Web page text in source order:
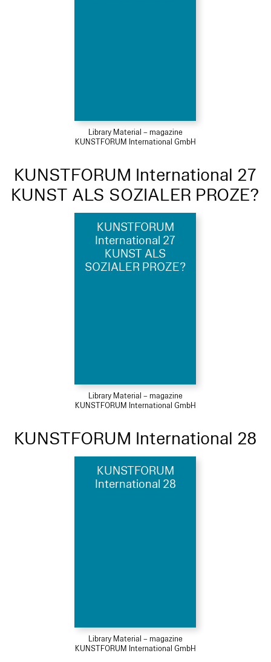
Library Material – magazine
KUNSTFORUM International GmbH
KUNSTFORUM International 27
KUNST ALS SOZIALER PROZE?
KUNSTFORUM
International 27
KUNST ALS
SOZIALER PROZE?
Library Material – magazine
KUNSTFORUM International GmbH
KUNSTFORUM International 28
KUNSTFORUM
International 28
Library Material – magazine
KUNSTFORUM International GmbH